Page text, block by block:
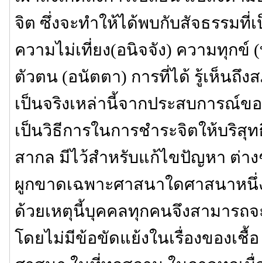
จิต ซึ่งจะทำให้ได้พบกับสัจธรรมที่
ความไม่เที่ยง(อนิจจัง) ความทุกข์
ตัวตน (อนัตตา) การที่ได้ รู้เห็นถึง
เป็นจริงเหล่านี้จากประสบการณ์ข
เป็นวิธีการในการชำระจิตให้บริสุท
สากล มีไว้สำหรับแก้ไขปัญหา ต่า
ผูกขาดเฉพาะศาสนาใดศาสนาห
ด้วยเหตุนี้บุคคลทุกคนจึงสามารถจ
โดยไม่มีข้อขัดแย้งในเรื่องของเชื้